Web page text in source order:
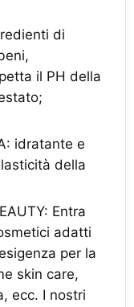
di
il PH della
idratante e
della
Entra
adatti
per la
skin care,
ecc. I nostri